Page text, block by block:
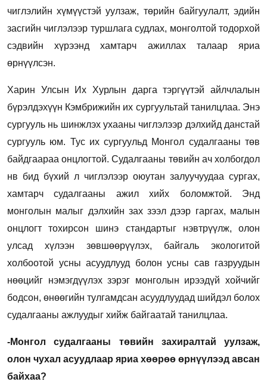
чиглэлийн хүмүүстэй уулзаж, төрийн байгуулалт, эдийн
засгийн чиглэлээр туршлага судлах, монголтой тодорхой
сэдвийн хүрээнд хамтарч ажиллах талаар яриа
өрнүүлсэн.
Харин Улсын Их Хурлын дарга тэргүүтэй айлчлалын
бүрэлдэхүүн Кэмбрижийн их сургуультай танилцлаа. Энэ
сургууль нь шинжлэх ухааны чиглэлээр дэлхийд данстай
сургууль юм. Тус их сургуульд Монгол судалгааны төв
байдгаараа онцлогтой. Судалгааны төвийн ач холбогдол
нв бид бүхий л чиглэлээр оюутан залуучуудаа сургах,
хамтарч судалгааны ажил хийх боломжтой. Энд
монголын малыг дэлхийн зах зээл дээр гаргах, малын
онцлогт тохирсон шинэ стандартыг нэвтрүүлж, олон
улсад хүлээн зөвшөөрүүлэх, байгаль экологитой
холбоотой усны асуудлууд болон усны сав газруудын
нөөцийг нэмэгдүүлэх зэрэг монголын ирээдүй хойчийг
бодсон, өнөөгийн тулгамдсан асуудлуудад шийдэл болох
судалгааны ажлуудыг хийж байгаатай танилцлаа.
-Mонгол судалгааны төвийн захиралтай уулзаж,
олон чухал асуудлаар яриа хөөрөө өрнүүлээд авсан
байхаа?